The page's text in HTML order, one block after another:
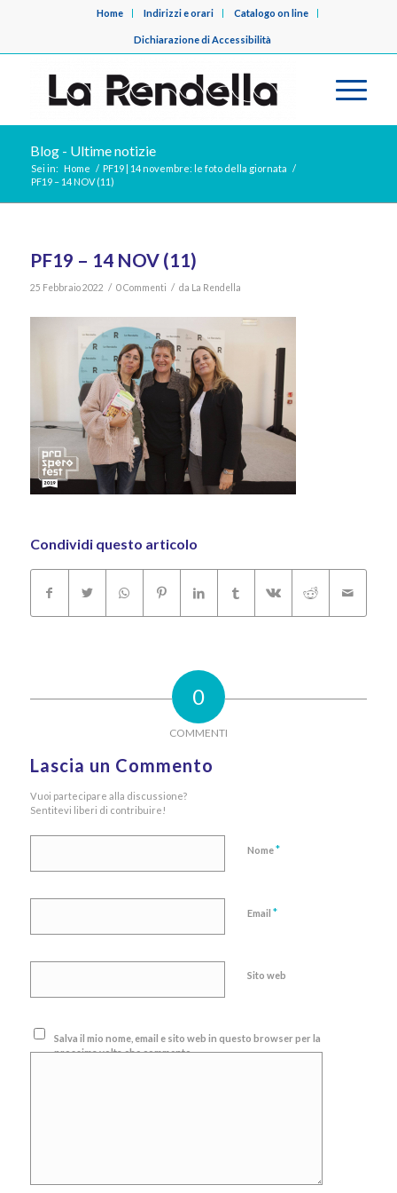
Home Indirizzi e orari Catalogo on line
Dichiarazione di Accessibilità
Blog - Ultime notizie
Sei in: Home / PF19 | 14 novembre: le foto della giornata /
PF19 – 14 NOV (11)
PF19 – 14 NOV (11)
25 Febbraio 2022 / 0 Commenti / da La Rendella
Condividi questo articolo
0
COMMENTI
Lascia un Commento
Vuoi partecipare alla discussione?
Sentitevi liberi di contribuire!
Nome*
Email *
Sito web
Salva il mio nome, email e sito web in questo browser per la
prossima volta che commento.